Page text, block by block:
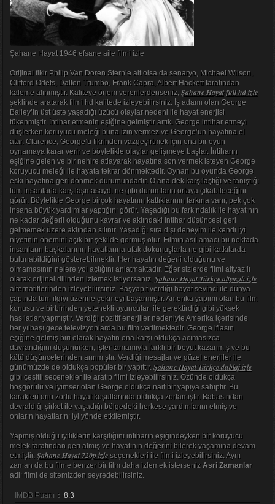
Şahane Hayat 1946 efsane aile filmi izle
Orijinal fikir Philip Van Doren Stern’e ait olsa da senaryo, Michael Wilson,
Clifford Odets, Dalton Trumbo, Frank Capra, Albert Hackett tarafından
kaleme alınmıştır. Kaliteye önem verenlerdenseniz, Şahane Hayat full hd izle
şeklinde aratarak filmi hd kalitede izleyebilirsiniz. İş adamı olan George
Bailey’in üst üste yaşadığı üzücü olaylar nedeni ile hayat enerjisi
tükenmiştir. İntihar etmenin eşiğine gelmiştir artık. George intihar etmeyi
düşlerken koruyucu meleği buna izin vermez ve George’un hayatına el
atar. Clarence, George’u fikrinden vazgeçirtmek için ona bir oyun
oynamaya karar verir ve böylelikle olaylar gelişmeye başlar. İntiharın
eşiğine gelen ve bir nehire atlayarak hayatına son vermek isteyen George
koruyucu meleği ile hayata tekrar dönmektedir. Oynan bu oyunda George
eski hayatına geri dönmek durumundadır. O ana dek karşılaştığı ve tanıştığı
tüm insanlarla karşılaşmasaydı ne gibi durumların ortaya çıkabileceğini
görür. Böylelikle George birçok hayatının kattıklarının farkına varır, pek çok
insana büyük yardımlar yaptığını görür. Yaşadığı bu farkındalık ile hayatının
ne kadar değerli olduğunu kavrar ve aklındaki intihar düşüncesi geri
gelmemek üzere aklından silinir. Yaşadığı sıra dışı deneyim ile kendi iyi
niyetinin önemini açık bir şekilde görmüş olur. Filmin asıl amacı bu noktada
insanların başkalarının hayatlarına ufak dokunuşlarla ne gibi katkılarda
bulunabildiğini gösterebilmektir. Her hayatın değerli olduğunu ve
olmamasının nelere yol açtığını anlatmaktadır. Eğer sizlerde filmi altyazılı
olarak orijinal dilinden izlemek istiyorsanız, Şahane Hayat Türkçe altyazılı izle
alternatiflerinden izleyebilirsiniz. Başyapıt verdiği hayat sevinci ile dünya
çapında tüm ilgiyi üzerine çekmeyi başarmıştır. Amerika yapımı olan bu film
konusu ve birbirinden yetenekli oyuncuları ile gerektirdiği gibi yüksek
hasılatlar yapmıştır. Verdiği pozitif enerjiler nedeniyle Amerika içerisinde
her yılbaşı gece televizyonlarda bu film verilmektedir. George iflasın
eşiğine gelmiş biri olarak hayatın ona karşı oldukça acımasızca
davrandığını düşünürken, işler tamamıyla farklı bir boyut kazanmış ve bu
kötü düşüncelerinden arınmıştır. Verdiği mesajlar ve güzel enerjiler ile
günümüzde de oldukça popüler bir yapıttır. Şahane Hayat Türkçe dublaj izle
gibi çeşitli seçenekler ile aratıp filmi izleyebilirsiniz. Özünde oldukça
hoşgörülü ve iyimser olan George oldukça naif bir yapıya sahiptir. Bu
karakteri onu zorlu hayat koşullarında oldukça zorlamıştır. Babasından
devraldığı şirket ile yaşadığı bölgedeki herkese yardımlarını etmiş ve
onların hayatlarını iyi yönde etkilemiştir.
Yapmış olduğu iyiliklerin karşılığını intiharın eşiğindeyken bir koruyucu
melek tarafından geri almış ve hayatının değerini bilerek yaşamına devam
etmiştir. Şahane Hayat 720p izleseçenekleri ile filmi izleyebilirsiniz. Aynı
zaman da bu filme benzer bir film daha izlemek isterseniz Asri Zamanlar
adlı filmi de sitemizden seyredebilirsiniz.
IMDB Puanı : 8.3